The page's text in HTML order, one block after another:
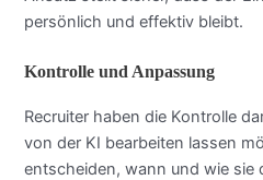
persönlich und effektiv bleibt.
Kontrolle und Anpassung
Recruiter haben die Kontrolle
von der KI bearbeiten lassen
entscheiden, wann und wie sie